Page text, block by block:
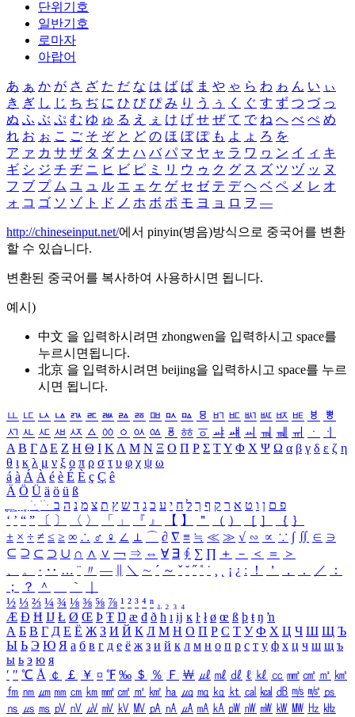
단위기호
일반기호
로마자
아랍어
あ ぁ か が さ ざ た だ な は ば ぱ ま や ゃ ら わ ゎ ん い ぃ
き ぎ し じ ち ぢ に ひ び ぴ み り う ぅ く ぐ す ず つ づ っ
ぬ ふ ぶ ぷ む ゆ ゅ る え ぇ け げ せ ぜ て で ね へ べ ぺ め
れ お ぉ こ ご そ ぞ と ど の ほ ぼ ぽ も よ ょ ろ を
ア ァ カ サ ザ タ ダ ナ ハ バ パ マ ヤ ャ ラ ワ ヮ ン イ ィ キ
ギ シ ジ チ ヂ ニ ヒ ビ ピ ミ リ ウ ゥ ク グ ス ズ ツ ヅ ッ ヌ
フ ブ プ ム ユ ュ ル エ ェ ケ ゲ セ ゼ テ デ ヘ ベ ペ メ レ オ
ォ コ ゴ ソ ゾ ト ド ノ ホ ボ ポ モ ヨ ョ ロ ヲ ―
http://chineseinput.net/에서 pinyin(병음)방식으로 중국어를 변환
할 수 있습니다.
변환된 중국어를 복사하여 사용하시면 됩니다.
예시)
中文 을 입력하시려면 zhongwen을 입력하시고 space를
누르시면됩니다.
北京 을 입력하시려면 beijing을 입력하시고 space를 누르
시면 됩니다.
ㅥ ㅦ ㅧ ㅨ ㅩ ㅪ ㅫ ㅬ ㅭ ㅮ ㅯ ㅰ ㅱ ㅲ ㅳ ㅴ ㅵ ㅶ ㅷ ㅸ
ㅹ
ㅺ ㅻ ㅼ ㅽ ㅾ ㅿ ㆀ ㆁ ㆂ ㆃ ㆄ ㆅ ㆆ ㆇ ㆈ ㆉ ㆊ ㆋ ㆌ ㆍ
ㆎ
Α Β ΓΔ Ε Ζ Η Θ Ι ΚΛ Μ Ν Ξ Ο Π Ρ Σ ΤΥ Φ Χ Ψ Ω α β γ δ ε ζ η
θ ι κ λ μ ν ξ ο π ρ σ τ υ φ χ ψ ω
á à Á À é è É È ç Ç ê
Ä Ö Ü ä ö ü ß
ִֶֹ ֻּ ׁׂ פ ם ן ו ט א ר ק ף ך ל ח י ע כ ג ד ש ץ ת צ מ נ ה ב
‘ ’ “ ” 〔 〕 〈 〉 「 」 『 』 【 】 ＂ （ ） ［ ］ ｛ ｝
± × ÷ ≠ ≤ ≥ ∞ ∴ ♂ ♀ ∠ ⊥ ⌒ ∂ ∇ ≡ ≒ ≪ ≫ √ ∽ ∝ ∵ ∫ ∬ ∈ ∋
⊆ ⊇ ⊂ ⊃ ∪ ∩ ∧ ∨ ￢ ⇒ ⇔ ∀ ∃ ∮ ∑ ∏ ＋ － ＜ ＝
＞
、
。 · ‥ … ¨ 〃 ― ＼ ∼ ´ ～ ˇ ˘ ˝ ˚ ˙ ¸ ¡ ¿ ː ！ ＇ ， ． ／
：
；
？ ＾ ｀
½ ⅓ ⅔ ¼ ¾ ⅛ ⅜ ⅝ ⅞ ¹ ² ³ ⁴ ⁿ ₁ ₂ ₃ ₄
Æ Ð Ħ Ĳ Ł Ø Œ Þ Ŧ Ŋ æ đ ð ħ ı ĳ ĸ ŀ ł ø œ ß þ ŧ ŋ ŉ
А Б В Г Д Е Ё Ж З И Й К Л М Н О П Р С Т У Ф Х Ц Ч Ш Щ Ъ
Ы Ь Э Ю Я а б в г д е ё ж з и й к л м н о п р с т у ф х ц ч ш щ ъ
ы ь э ю я
′ ″ ℃ Å ￠ ￡ ￥ ¤ ℉ ‰ ＄ ％ Ｆ ￦ ㎕ ㎖ ㎗ ℓ ㎘ ㏄ ㎣ ㎤ ㎥ ㎦
㎙ ㎚ ㎛ ㎜ ㎝ ㎞ ㎟ ㎠ ㎡ ㎢ ㏊ ㎍ ㎎ ㎏ ㏏ ㎈ ㎉ ㏈ ㎧ ㎨ ㎰
㎱ ㎲ ㎳ ㎴ ㎵ ㎶ ㎷ ㎸ ㎹ ㎀ ㎁ ㎂ ㎃ ㎄ ㎺ ㎻ ㎽ ㎾ ㎿ ㎐ ㎑